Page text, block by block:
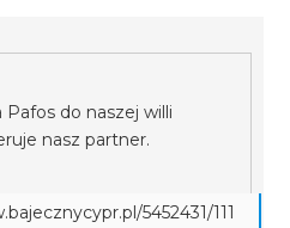
Pafos do naszej willi
nasz partner.
5452431/111